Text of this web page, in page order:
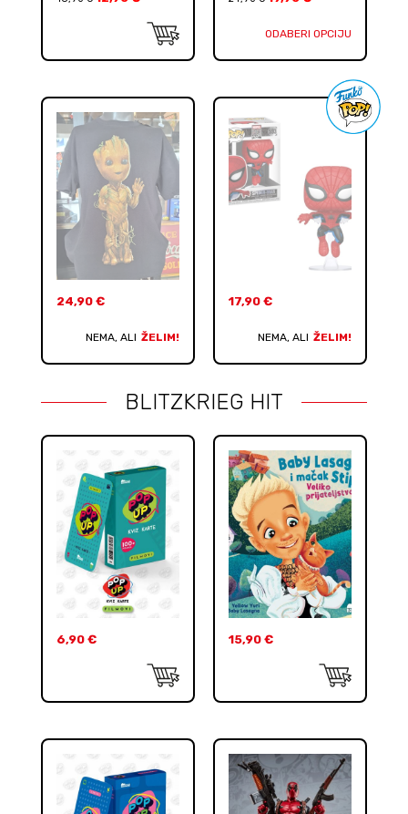
ODABERI OPCIJU
24,90 €
NEMA, ALI ŽELIM!
17,90 €
NEMA, ALI ŽELIM!
BLITZKRIEG HIT
6,90 € 15,90 €